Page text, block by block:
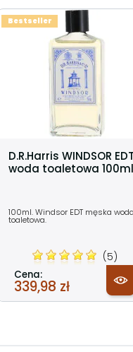
D.R.Harris WINDSOR EDT
woda toaletowa 100ml
100ml. Windsor EDT męska woda
toaletowa.
(5)
Cena:
339,98 zł
Bestseller